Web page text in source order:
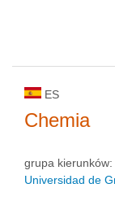
ES
Chemia
grupa kierunków:
Universidad de